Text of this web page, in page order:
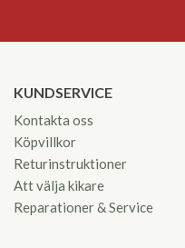
KUNDSERVICE
Kontakta oss
Köpvillkor
Returinstruktioner
Att välja kikare
Reparationer & Service